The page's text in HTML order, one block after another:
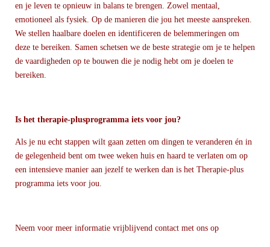
en je leven te opnieuw in balans te brengen. Zowel mentaal,
emotioneel als fysiek. Op de manieren die jou het meeste aanspreken.
We stellen haalbare doelen en identificeren de belemmeringen om
deze te bereiken. Samen schetsen we de beste strategie om je te helpen
de vaardigheden op te bouwen die je nodig hebt om je doelen te
bereiken.
Is het therapie-plusprogramma iets voor jou?
Als je nu echt stappen wilt gaan zetten om dingen te veranderen én in
de gelegenheid bent om twee weken huis en haard te verlaten om op
een intensieve manier aan jezelf te werken dan is het Therapie-plus
programma iets voor jou.
Neem voor meer informatie vrijblijvend contact met ons op